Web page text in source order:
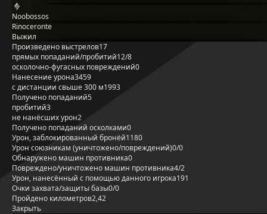
Noobossos
Rinoceronte
Выжил
Произведено выстрелов17
прямых попаданий/пробитий12/8
осколочно-фугасных повреждений0
Нанесение урона3459
с дистанции свыше 300 м1993
Получено попаданий5
пробитий3
не нанёсших урон2
Получено попаданий осколками0
Урон, заблокированный бронёй1180
Урон союзникам (уничтожено/повреждений)0/0
Обнаружено машин противника0
Повреждено/уничтожено машин противника4/2
Урон, нанесённый с помощью данного игрока191
Очки захвата/защиты базы0/0
Пройдено километров2,42
Закрыть